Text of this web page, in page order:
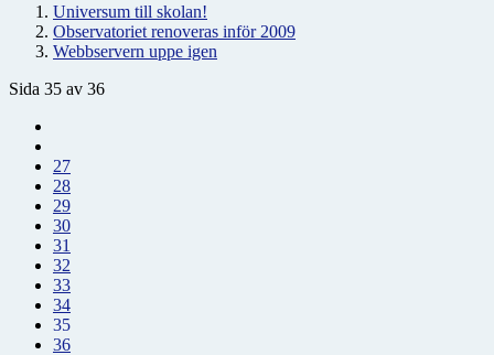
Universum till skolan!
Observatoriet renoveras inför 2009
Webbservern uppe igen
Sida 35 av 36
27
28
29
30
31
32
33
34
35
36